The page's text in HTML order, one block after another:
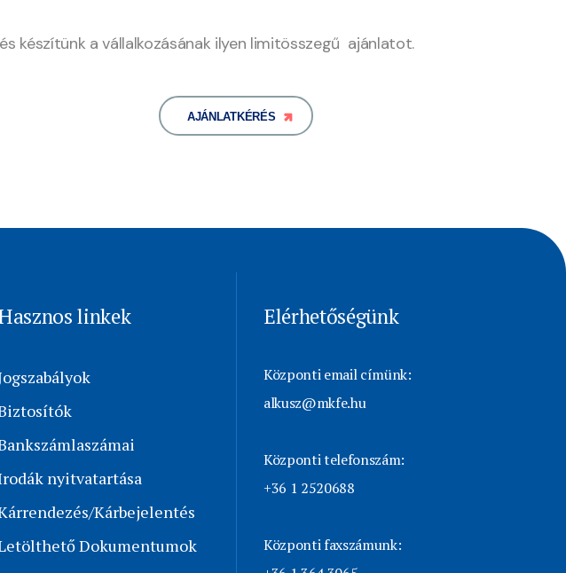
készítünk a vállalkozásának ilyen limitösszegű ajánlatot.
AJÁNLATKÉRÉS
linkek
nyitvatartása
Kárbejelentés
Dokumentumok
Elérhetőségünk
Központi email címünk:
alkusz@mkfe.hu
Központi telefonszám:
+36 1 2520688
Központi faxszámunk: